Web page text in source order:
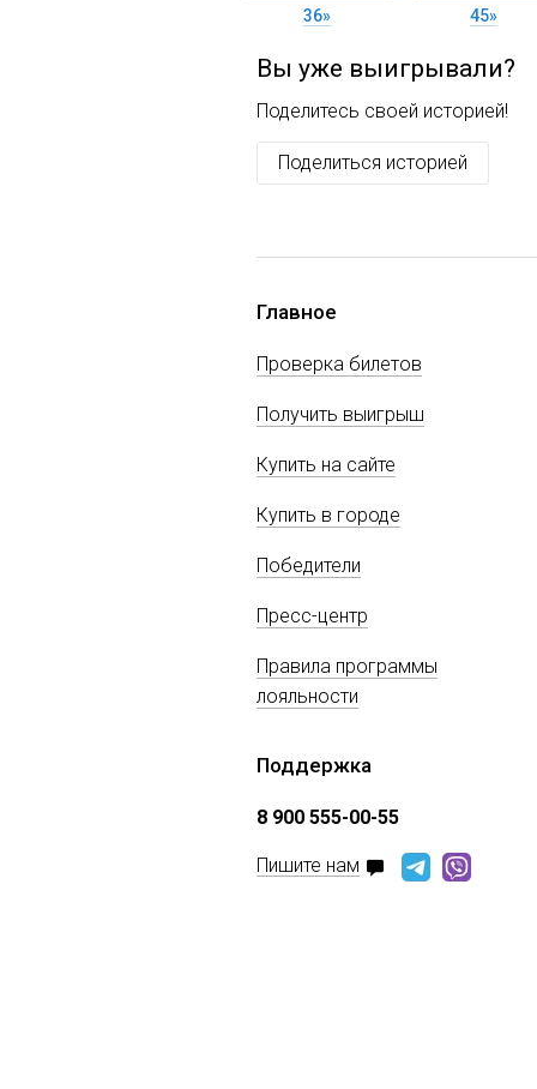
36»
45»
Вы уже выигрывали?
Поделитесь своей историей!
Поделиться историей
Главное
Проверка билетов
Получить выигрыш
Купить на сайте
Купить в городе
Победители
Пресс-центр
Правила программы
лояльности
Поддержка
8 900 555-00-55
Пишите нам